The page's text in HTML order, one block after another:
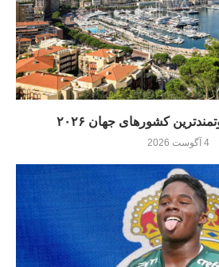
کشورهای جهان ۲۰۲۶
4 آگوست 2026